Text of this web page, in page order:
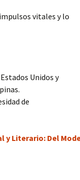
vitales y lo
Unidos y
de
Literario: Del